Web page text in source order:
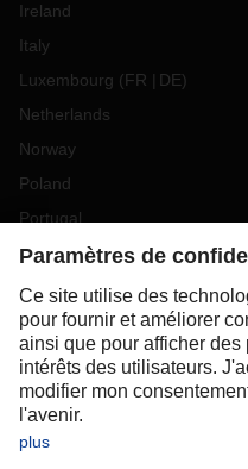
Ireland
Italy
Luxembourg (FR DE)
Netherlands
Norway
Poland
Portugal
Romania
Slovakia
Spain
Sweden
Switzerland(DE FR)
Turkey